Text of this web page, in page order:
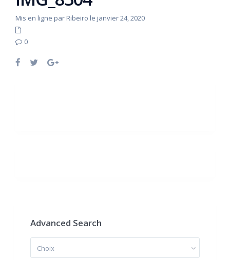
Mis en ligne par Ribeiro le janvier 24, 2020
0
Advanced Search
Choix